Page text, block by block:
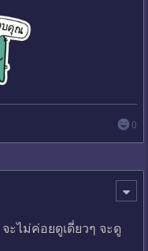
0
ะไม่ค่อยดูเดี่ยวๆ จะดู